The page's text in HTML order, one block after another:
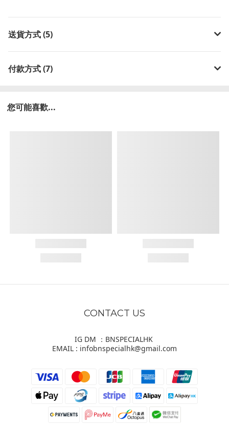
送貨方式 (5)
付款方式 (7)
您可能喜歡...
CONTACT US
IG DM ：BNSPECIALHK
EMAIL : infobnspecialhk@gmail.com